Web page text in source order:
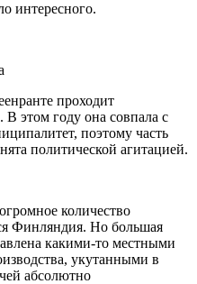
интересного.
проходит
В этом году она совпала с
поэтому часть
политической агитацией.
количество
Финляндия. Но большая
какими-то местными
укутанными в
абсолютно